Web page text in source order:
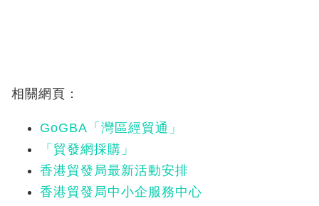
相關網頁：
GoGBA「灣區經貿通」
「貿發網採購」
香港貿發局最新活動安排
香港貿發局中小企服務中心